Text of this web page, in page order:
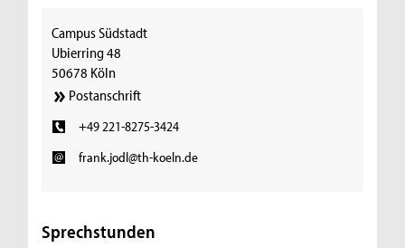
Campus Südstadt
Ubierring 48
50678 Köln
Postanschrift
+49 221-8275-3424
frank.jodl@th-koeln.de
Sprechstunden